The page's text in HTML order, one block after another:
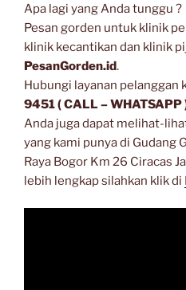
Apa lagi yang Anda tunggu ?
Pesan gorden untuk klinik
klinik kecantikan dan klinik
PesanGorden.id.
Hubungi layanan pelanggan
9451 ( CALL – WHATSAPP
Anda juga dapat melihat-
yang kami punya di Gudang
Raya Bogor Km 26 Ciracas
lebih lengkap silahkan klik di